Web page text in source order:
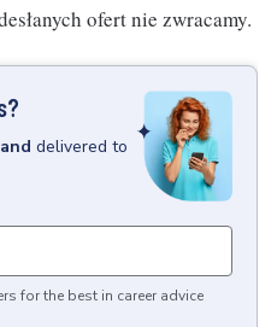
ofert nie zwracamy.
delivered to
for the best in career advice